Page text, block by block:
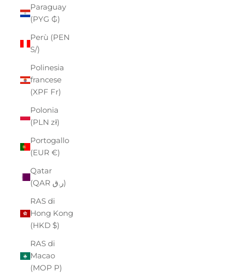
Paraguay
(PYG ₲)
Perù (PEN
S/)
Polinesia
francese
(XPF Fr)
Polonia
(PLN zł)
Portogallo
(EUR €)
Qatar
(QAR ر.ق)
RAS di
Hong Kong
(HKD $)
RAS di
Macao
(MOP P)